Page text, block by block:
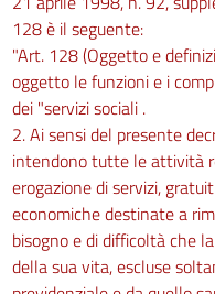
128 è il seguente:
"Art. 128 (Oggetto e
oggetto le funzioni e i
dei "servizi sociali .
2. Ai sensi del presente
intendono tutte le attività
erogazione di servizi,
economiche destinate a
bisogno e di difficoltà che
della sua vita, escluse